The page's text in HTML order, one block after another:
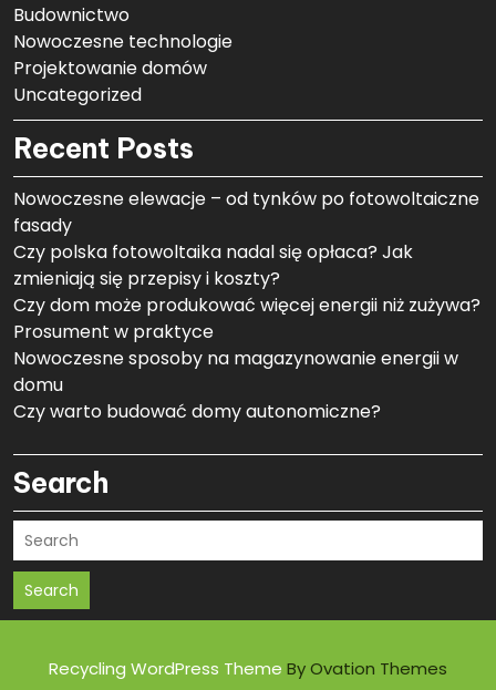
Budownictwo
Nowoczesne technologie
Projektowanie domów
Uncategorized
Recent Posts
Nowoczesne elewacje – od tynków po fotowoltaiczne
fasady
Czy polska fotowoltaika nadal się opłaca? Jak
zmieniają się przepisy i koszty?
Czy dom może produkować więcej energii niż zużywa?
Prosument w praktyce
Nowoczesne sposoby na magazynowanie energii w
domu
Czy warto budować domy autonomiczne?
Search
Search
Recycling WordPress Theme By Ovation Themes